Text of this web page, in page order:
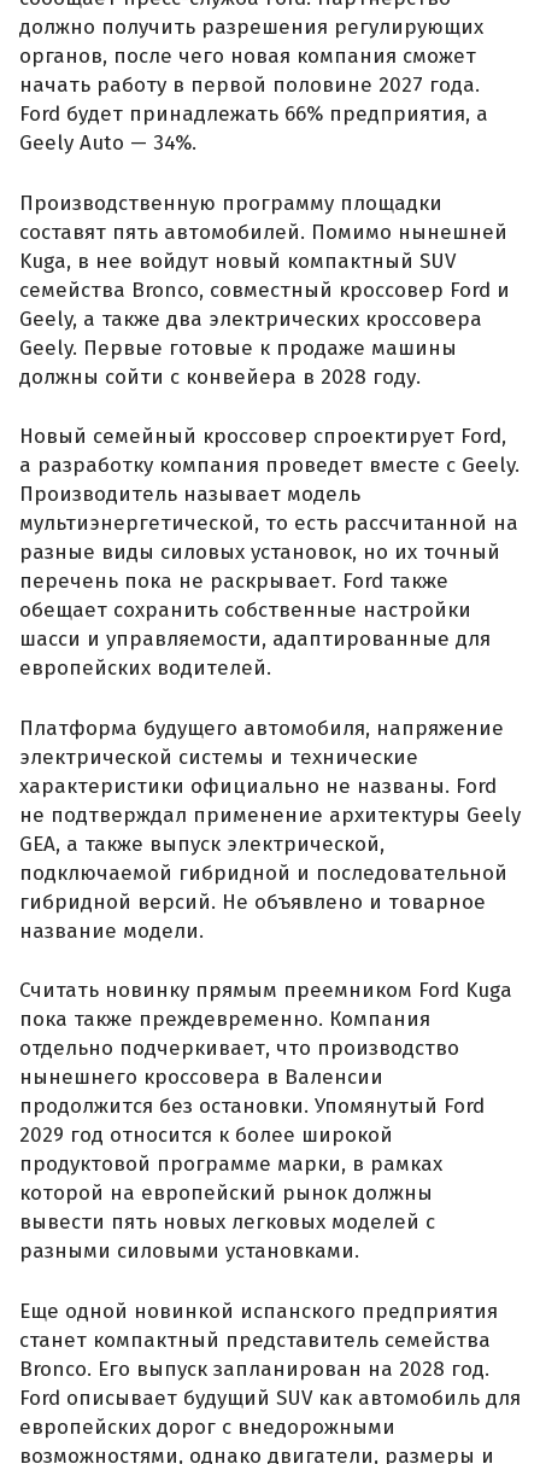
должно получить разрешения регулирующих
органов, после чего новая компания сможет
начать работу в первой половине 2027 года.
Ford будет принадлежать 66% предприятия, а
Geely Auto — 34%.
Производственную программу площадки
составят пять автомобилей. Помимо нынешней
Kuga, в нее войдут новый компактный SUV
семейства Bronco, совместный кроссовер Ford и
Geely, а также два электрических кроссовера
Geely. Первые готовые к продаже машины
должны сойти с конвейера в 2028 году.
Новый семейный кроссовер спроектирует Ford,
а разработку компания проведет вместе с Geely.
Производитель называет модель
мультиэнергетической, то есть рассчитанной на
разные виды силовых установок, но их точный
перечень пока не раскрывает. Ford также
обещает сохранить собственные настройки
шасси и управляемости, адаптированные для
европейских водителей.
Платформа будущего автомобиля, напряжение
электрической системы и технические
характеристики официально не названы. Ford
не подтверждал применение архитектуры Geely
GEA, а также выпуск электрической,
подключаемой гибридной и последовательной
гибридной версий. Не объявлено и товарное
название модели.
Считать новинку прямым преемником Ford Kuga
пока также преждевременно. Компания
отдельно подчеркивает, что производство
нынешнего кроссовера в Валенсии
продолжится без остановки. Упомянутый Ford
2029 год относится к более широкой
продуктовой программе марки, в рамках
которой на европейский рынок должны
вывести пять новых легковых моделей с
разными силовыми установками.
Еще одной новинкой испанского предприятия
станет компактный представитель семейства
Bronco. Его выпуск запланирован на 2028 год.
Ford описывает будущий SUV как автомобиль для
европейских дорог с внедорожными
возможностями, однако двигатели, размеры и